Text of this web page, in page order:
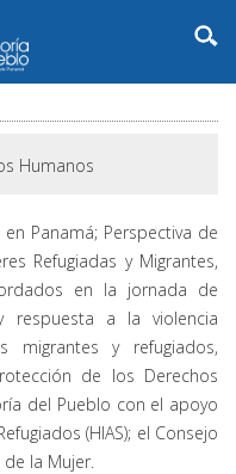
Humanos
Panamá; Perspectiva de
Refugiadas y Migrantes,
en la jornada de
respuesta a la violencia
migrantes y refugiados,
de los Derechos
del Pueblo con el apoyo
(HIAS); el Consejo
de la Mujer.